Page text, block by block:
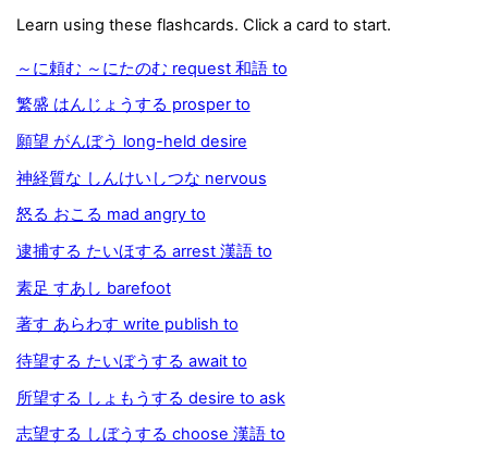
Learn using these flashcards. Click a card to start.
～に頼む ～にたのむ request 和語 to
繁盛 はんじょうする prosper to
願望 がんぼう long-held desire
神経質な しんけいしつな nervous
怒る おこる mad angry to
逮捕する たいほする arrest 漢語 to
素足 すあし barefoot
著す あらわす write publish to
待望する たいぼうする await to
所望する しょもうする desire to ask
志望する しぼうする choose 漢語 to